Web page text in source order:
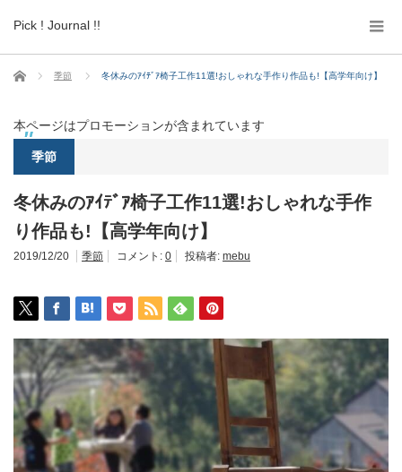
Pick ! Journal !!
ホーム 季節 冬休みのｱｲﾃﾞｱ椅子工作11選!おしゃれな手作り作品も!【高学年向け】
本ページはプロモーションが含まれています
季節
冬休みのｱｲﾃﾞｱ椅子工作11選!おしゃれな手作
り作品も!【高学年向け】
2019/12/20 季節 コメント: 0 投稿者: mebu